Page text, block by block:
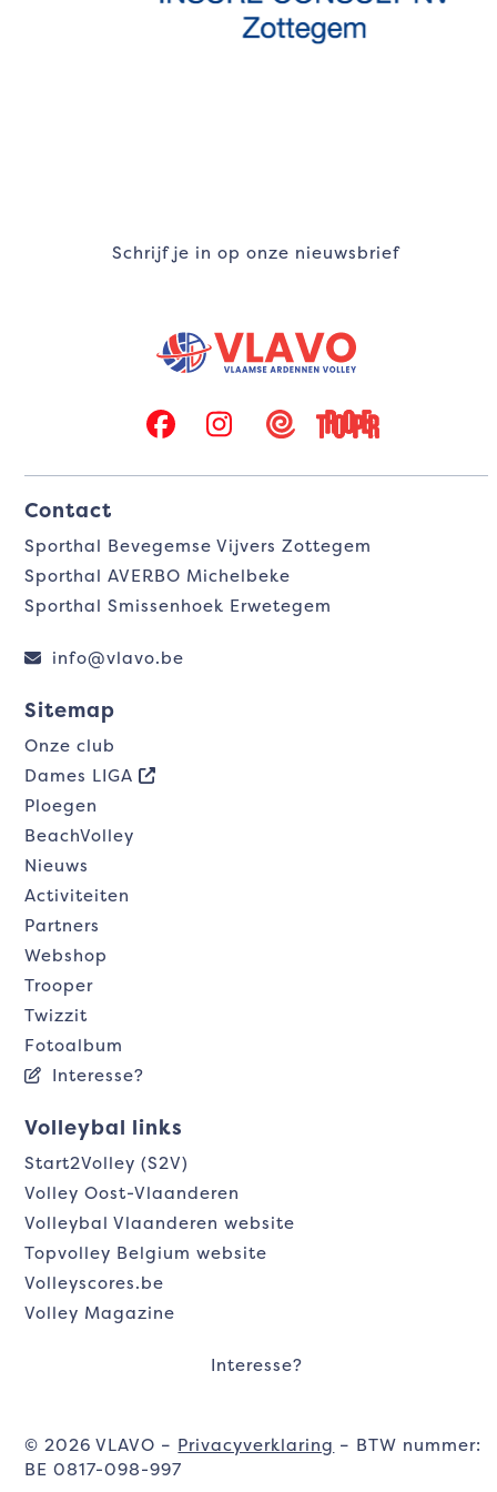
Schrijf je in op onze nieuwsbrief
Facebook
Instagram
TwizzitTrooper
Contact
Sporthal Bevegemse Vijvers Zottegem
Sporthal AVERBO Michelbeke
Sporthal Smissenhoek Erwetegem
info@vlavo.be
Sitemap
Onze club
Dames LIGA
Ploegen
BeachVolley
Nieuws
Activiteiten
Partners
Webshop
Trooper
Twizzit
Fotoalbum
Interesse?
Volleybal links
Start2Volley (S2V)
Volley Oost-Vlaanderen
Volleybal Vlaanderen website
Topvolley Belgium website
Volleyscores.be
Volley Magazine
Interesse?
© 2026 VLAVO – Privacyverklaring – BTW nummer:
BE 0817-098-997